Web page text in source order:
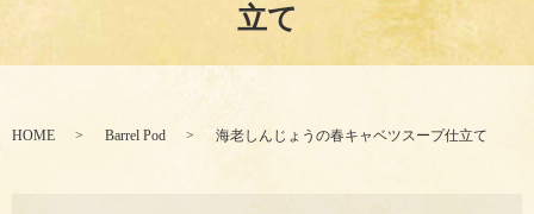
立て
HOME Barrel Pod 海老しんじょうの春キャベツスープ仕立て